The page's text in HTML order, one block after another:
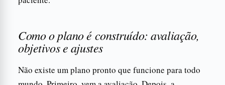
Como o plano é construído: avaliação,
objetivos e ajustes
Não existe um plano pronto que funcione para todo